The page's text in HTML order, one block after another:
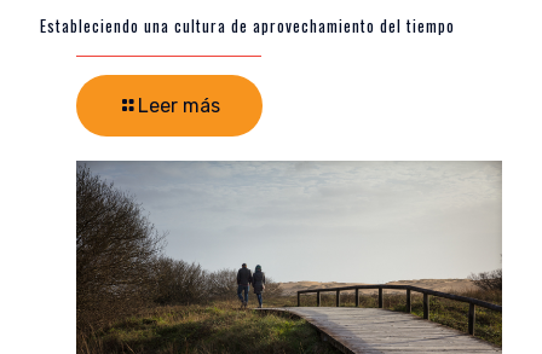
Estableciendo una cultura de aprovechamiento del tiempo
Leer más